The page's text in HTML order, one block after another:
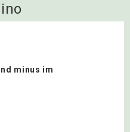
minus im